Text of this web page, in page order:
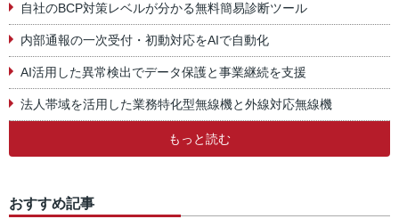
自社のBCP対策レベルが分かる無料簡易診断ツール
内部通報の一次受付・初動対応をAIで自動化
AI活用した異常検出でデータ保護と事業継続を支援
法人帯域を活用した業務特化型無線機と外線対応無線機
もっと読む
おすすめ記事